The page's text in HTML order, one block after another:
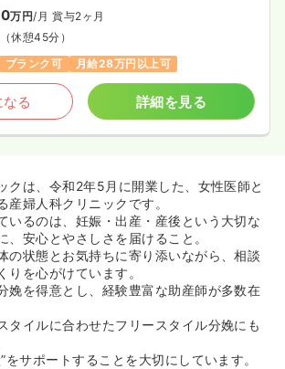
万円/月 賞与2ヶ月
（休憩45分）
ブランク可 月給28万円以上可
る 詳細を見る
クは、令和2年5月に開業した、女性医師と
産婦人科クリニックです。
いるのは、妊娠・出産・産後という大切な
、安心とやさしさを届けること。
の状態とお気持ちに寄り添いながら、相談
りを心がけています。
娩を得意とし、経験豊富な助産師が多数在
タイルに合わせたフリースタイル分娩にも
をサポートすることを大切にしています。